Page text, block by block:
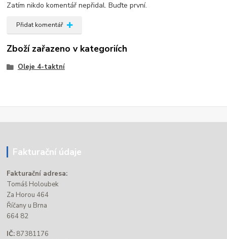
Zatím nikdo komentář nepřidal. Buďte první.
Přidat komentář
Zboží zařazeno v kategoriích
Oleje 4-taktní
Fakturační údaje
Fakturační adresa:
Tomáš Holoubek
Za Horou 464
Říčany u Brna
664 82
IČ: 87381176